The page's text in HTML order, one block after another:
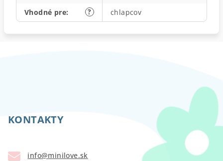
?
Vhodné pre: chlapcov
KONTAKTY
info@minilove.sk